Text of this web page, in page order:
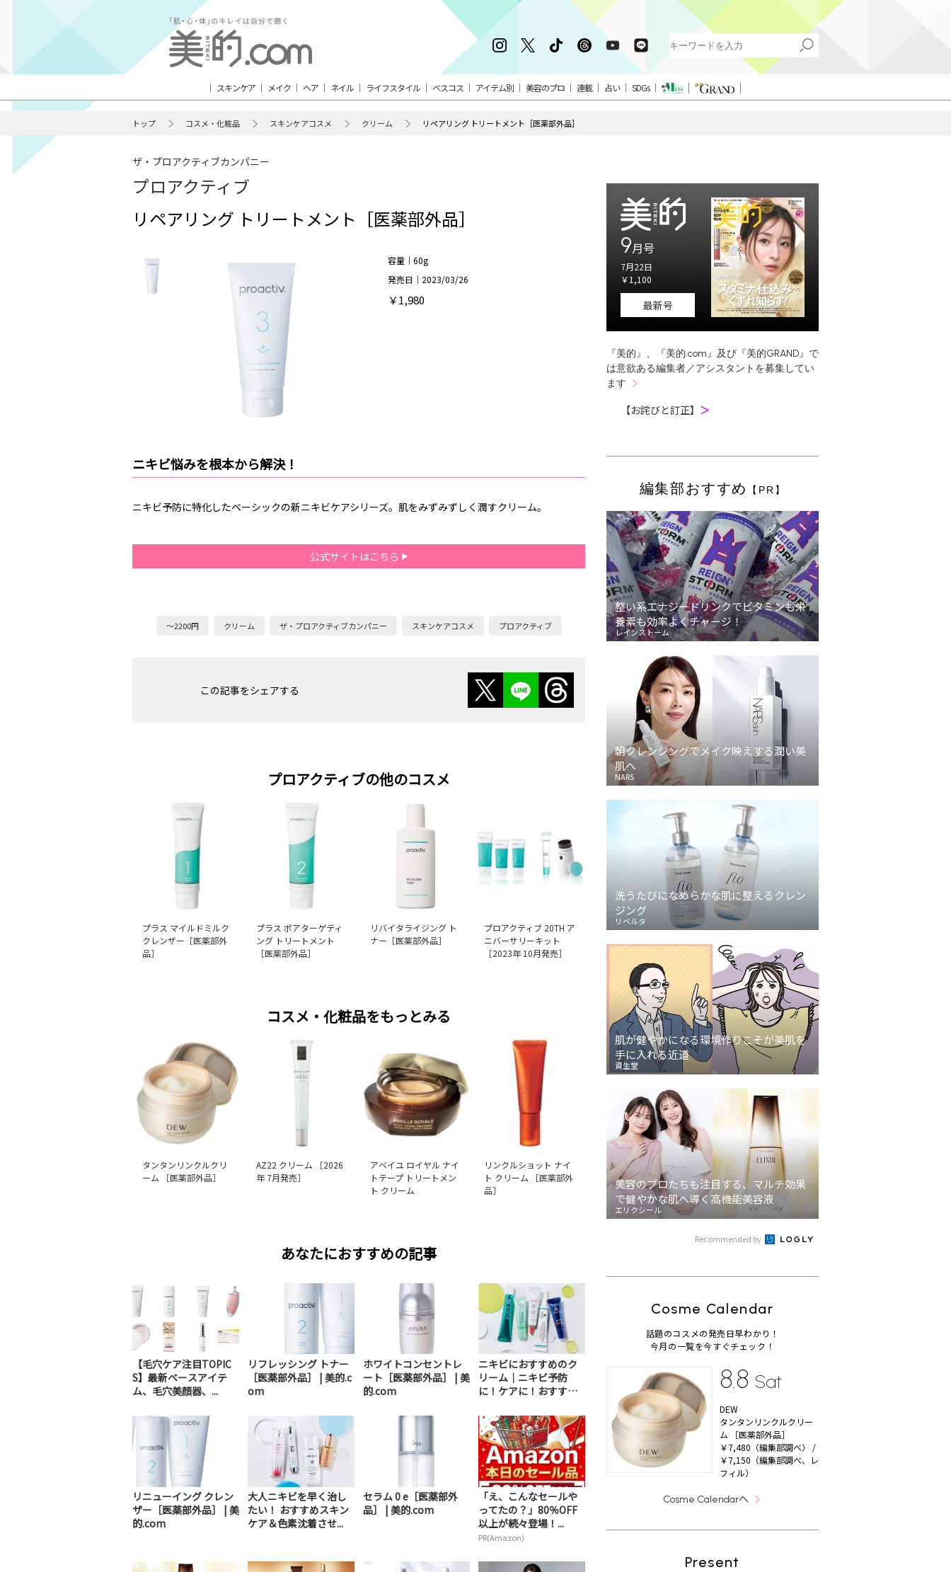
スキンケア メイク ヘア ネイル ライフスタイル ベスコス アイテム別 美容のプロ 連載 占い SDGs
トップ コスメ・化粧品 スキンケアコスメ クリーム リペアリング トリートメント［医薬部外品］
ザ・プロアクティブカンパニー
プロアクティブ
リペアリング トリートメント［医薬部外品］
容量｜60g
発売日｜2023/03/26
￥1,980
ニキビ悩みを根本から解決！
ニキビ予防に特化したベーシックの新ニキビケアシリーズ。肌をみずみずしく潤すクリーム。
公式サイトはこちら
～2200円 クリーム ザ・プロアクティブカンパニー スキンケアコスメ プロアクティブ
この記事をシェアする
プロアクティブの他のコスメ
プラス マイルドミルク
クレンザー［医薬部外
品］
プラス ポアターゲティ
ング トリートメント
［医薬部外品］
リバイタライジング ト
ナー［医薬部外品］
プロアクティブ 20TH ア
ニバーサリーキット
［2023年 10月発売］
コスメ・化粧品をもっとみる
タンタンリンクルクリ
ーム ［医薬部外品］
AZ22 クリーム ［2026
年 7月発売］
アベイユ ロイヤル ナイ
トテープ トリートメン
ト クリーム
リンクルショット ナイ
ト クリーム ［医薬部外
品］
あなたにおすすめの記事
【毛穴ケア注目TOPIC
S】最新ベースアイテ
ム、毛穴美顔器、...
リフレッシング トナー
［医薬部外品］ | 美的.c
om
ホワイトコンセントレ
ート［医薬部外品］ | 美
的.com
ニキビにおすすめのク
リーム｜ニキビ予防
に！ケアに！おすすめ
リニューイング クレン
ザー［医薬部外品］ | 美
的.com
大人ニキビを早く治し
たい！ おすすめスキン
ケア＆色素沈着させ...
セラム 0 e［医薬部外
品］ | 美的.com
「え、こんなセールや
ってたの？」80％OFF
以上が続々登場！...
PR(Amazon)
9月号
7月22日
￥1,100
最新号
『美的』、『美的.com』及び『美的GRAND』で
は意欲ある編集者／アシスタントを募集してい
ます
【お詫びと訂正】 ＞
編集部おすすめ 【PR】
整い系エナジードリンクでビタミンも栄
養素も効率よくチャージ！
レインストーム
朝クレンジングでメイク映えする潤い美
肌へ
NARS
洗うたびになめらかな肌に整えるクレン
ジング
リベルタ
肌が健やかになる環境作りこそが美肌を
手に入れる近道
資生堂
美容のプロたちも注目する、マルチ効果
で健やかな肌へ導く高機能美容液
エリクシール
Recommended by
Cosme Calendar
話題のコスメの発売日早わかり！
今月の一覧を今すぐチェック！
8.8 Sat
DEW
タンタンリンクルクリー
ム ［医薬部外品］
￥7,480（編集部調べ） /
￥7,150（編集部調べ、レ
フィル）
Cosme Calendarへ
Present